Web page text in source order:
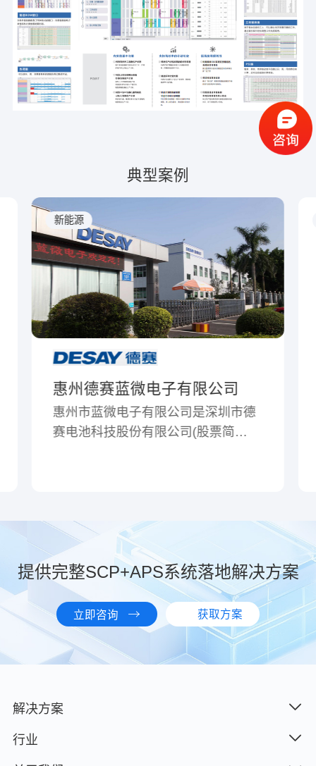
典型案例
限公司
是深圳市德
(股票简
制技术产品
司与国际、
业均有稳固
中型电源管
2015年发起
司——蓝微新
珠海冠宇电池股份有限公
提供完整SCP+APS系统落地解决方案
立即咨询 获取方案
解决方案
行业